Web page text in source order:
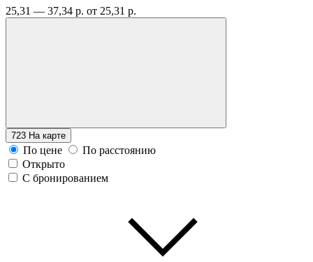
25,31 — 37,34 р. от 25,31 р.
723 На карте
По цене
По расстоянию
Открыто
С бронированием